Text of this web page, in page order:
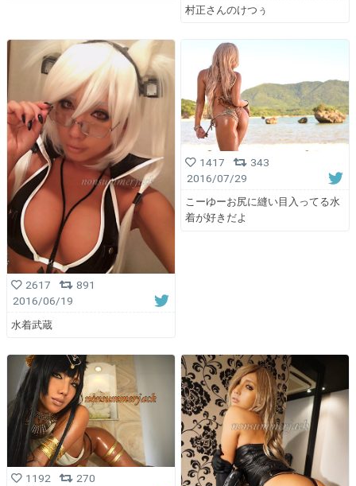
村正さんのけつぅ
2617
891
2016/06/19
水着武蔵
1417
343
2016/07/29
こーゆーお尻に縫い目入ってる水
着が好きだよ
1192
270